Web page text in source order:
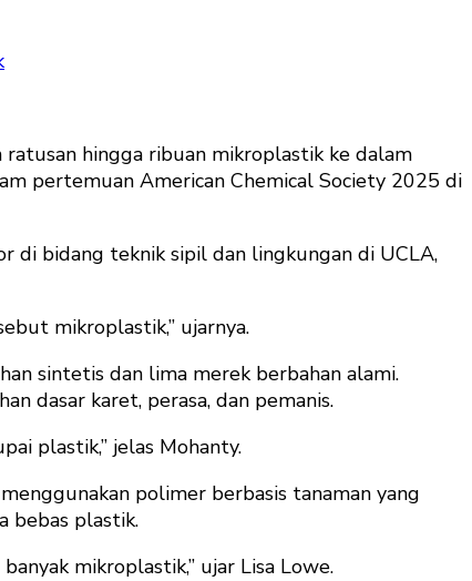
hingga ribuan mikroplastik ke dalam
pertemuan American Chemical Society 2025 di
di bidang teknik sipil dan lingkungan di UCLA,
mikroplastik,” ujarnya.
sintetis dan lima merek berbahan alami.
dasar karet, perasa, dan pemanis.
plastik,” jelas Mohanty.
polimer berbasis tanaman yang
bebas plastik.
mikroplastik,” ujar Lisa Lowe.